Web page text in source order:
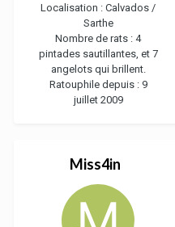
Localisation : Calvados /
Sarthe
Nombre de rats : 4
pintades sautillantes, et 7
angelots qui brillent.
Ratouphile depuis : 9
juillet 2009
Miss4in